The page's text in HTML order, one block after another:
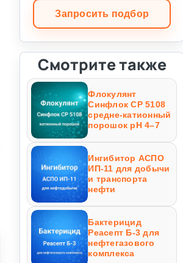
Запросить подбор
Смотрите также
Флокулянт
Синфлок CP 5108
средне-катионный
порошок рН 4–7
Ингибитор АСПО
ИП-11 для добычи
и транспорта
нефти
Бактерицид
Реасепт Б-3 для
нефтегазового
комплекса